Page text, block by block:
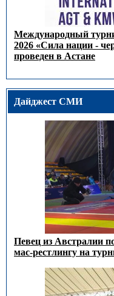
Международный
2026 «Сила нации -
проведен в Астане
Дайджест СМИ
Певец из Австралии
мас-рестлингу на